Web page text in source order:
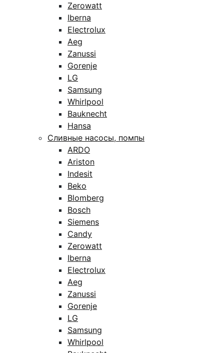
Zerowatt
Iberna
Electrolux
Aeg
Zanussi
Gorenje
LG
Samsung
Whirlpool
Bauknecht
Hansa
Сливные насосы, помпы
ARDO
Ariston
Indesit
Beko
Blomberg
Bosch
Siemens
Candy
Zerowatt
Iberna
Electrolux
Aeg
Zanussi
Gorenje
LG
Samsung
Whirlpool